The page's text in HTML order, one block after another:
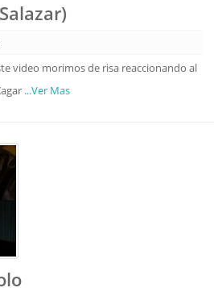
video morimos de risa reaccionando al
...Ver Mas